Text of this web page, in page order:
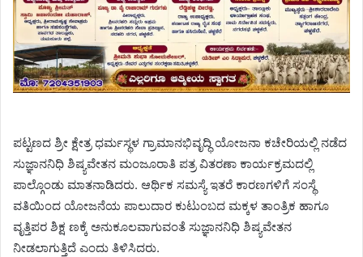
ಪಟ್ಟಣದ ಶ್ರೀ ಕ್ಷೇತ್ರ ಧರ್ಮಸ್ಥಳ ಗ್ರಾಮಾನಭಿವೃದ್ಧಿ ಯೋಜನಾ ಕಚೇರಿಯಲ್ಲಿ ನಡೆದ
ಸುಜ್ಞಾನನಿಧಿ ಶಿಷ್ಯವೇತನ ಮಂಜೂರಾತಿ ಪತ್ರ ವಿತರಣಾ ಕಾರ್ಯಕ್ರಮದಲ್ಲಿ
ಪಾಲ್ಗೊಂಡು ಮಾತನಾಡಿದರು. ಆರ್ಥಿಕ ಸಮಸ್ಯೆ ಇತರೆ ಕಾರಣಗಳಿಗೆ ಸಂಸ್ಥೆ
ವತಿಯಿಂದ ಯೋಜನೆಯ ಪಾಲುದಾರ ಕುಟುಂಬದ ಮಕ್ಕಳ ತಾಂತ್ರಿಕ ಹಾಗೂ
ವೃತ್ತಿಪರ ಶಿಕ್ಷ ಣಕ್ಕೆ ಅನುಕೂಲವಾಗುವಂತೆ ಸುಜ್ಞಾನನಿಧಿ ಶಿಷ್ಯವೇತನ
ನೀಡಲಾಗುತ್ತಿದೆ ಎಂದು ತಿಳಿಸಿದರು.